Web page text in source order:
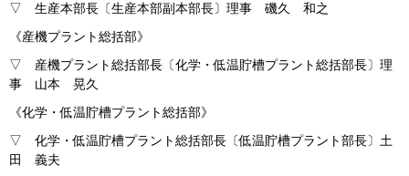
▽ 生産本部長〔生産本部副本部長〕理事 磯久 和之
《産機プラント総括部》
▽ 産機プラント総括部長〔化学・低温貯槽プラント総括部長〕理
事 山本 晃久
《化学・低温貯槽プラント総括部》
▽ 化学・低温貯槽プラント総括部長〔低温貯槽プラント部長〕土
田 義夫